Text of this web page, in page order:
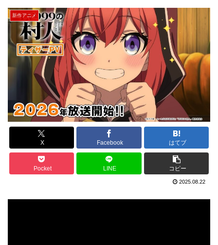
新作アニメ
X Facebook はてブ
Pocket LINE コピー
2025.08.22